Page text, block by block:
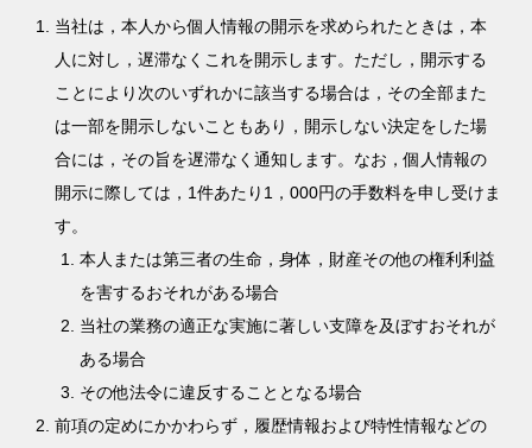
当社は，本人から個人情報の開示を求められたときは，本
人に対し，遅滞なくこれを開示します。ただし，開示する
ことにより次のいずれかに該当する場合は，その全部また
は一部を開示しないこともあり，開示しない決定をした場
合には，その旨を遅滞なく通知します。なお，個人情報の
開示に際しては，1件あたり1，000円の手数料を申し受けま
す。
本人または第三者の生命，身体，財産その他の権利利益
を害するおそれがある場合
当社の業務の適正な実施に著しい支障を及ぼすおそれが
ある場合
その他法令に違反することとなる場合
前項の定めにかかわらず，履歴情報および特性情報などの